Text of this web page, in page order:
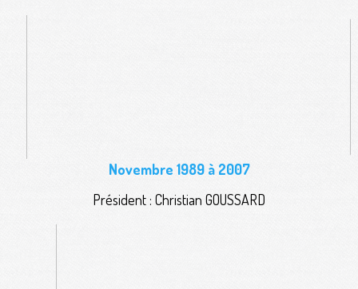
Novembre 1989 à 2007
Président : Christian GOUSSARD